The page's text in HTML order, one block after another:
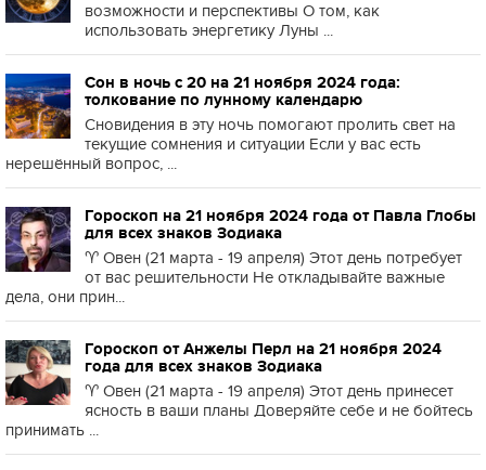
возможности и перспективы О том, как
использовать энергетику Луны ...
Сон в ночь с 20 на 21 ноября 2024 года:
толкование по лунному календарю
Сновидения в эту ночь помогают пролить свет на
текущие сомнения и ситуации Если у вас есть
нерешённый вопрос, ...
Гороскоп на 21 ноября 2024 года от Павла Глобы
для всех знаков Зодиака
♈️ Овен (21 марта - 19 апреля) Этот день потребует
от вас решительности Не откладывайте важные
дела, они прин...
Гороскоп от Анжелы Перл на 21 ноября 2024
года для всех знаков Зодиака
♈️ Овен (21 марта - 19 апреля) Этот день принесет
ясность в ваши планы Доверяйте себе и не бойтесь
принимать ...